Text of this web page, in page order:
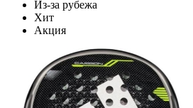
Из-за рубежа
Хит
Акция